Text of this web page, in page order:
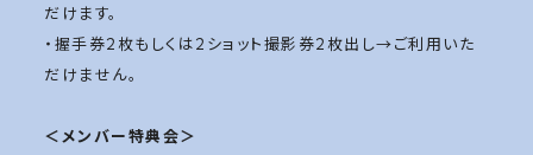
だけます。
・握手券2枚もしくは2ショット撮影券2枚出し→ご利用いた
だけません。
＜メンバー特典会＞